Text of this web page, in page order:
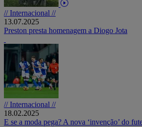
// Internacional //
13.07.2025
Preston presta homenagem a Diogo Jota
// Internacional //
18.02.2025
E se a moda pega? A nova ‘invenção’ do